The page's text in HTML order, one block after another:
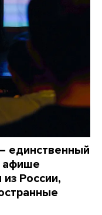
единственный
афише
России,